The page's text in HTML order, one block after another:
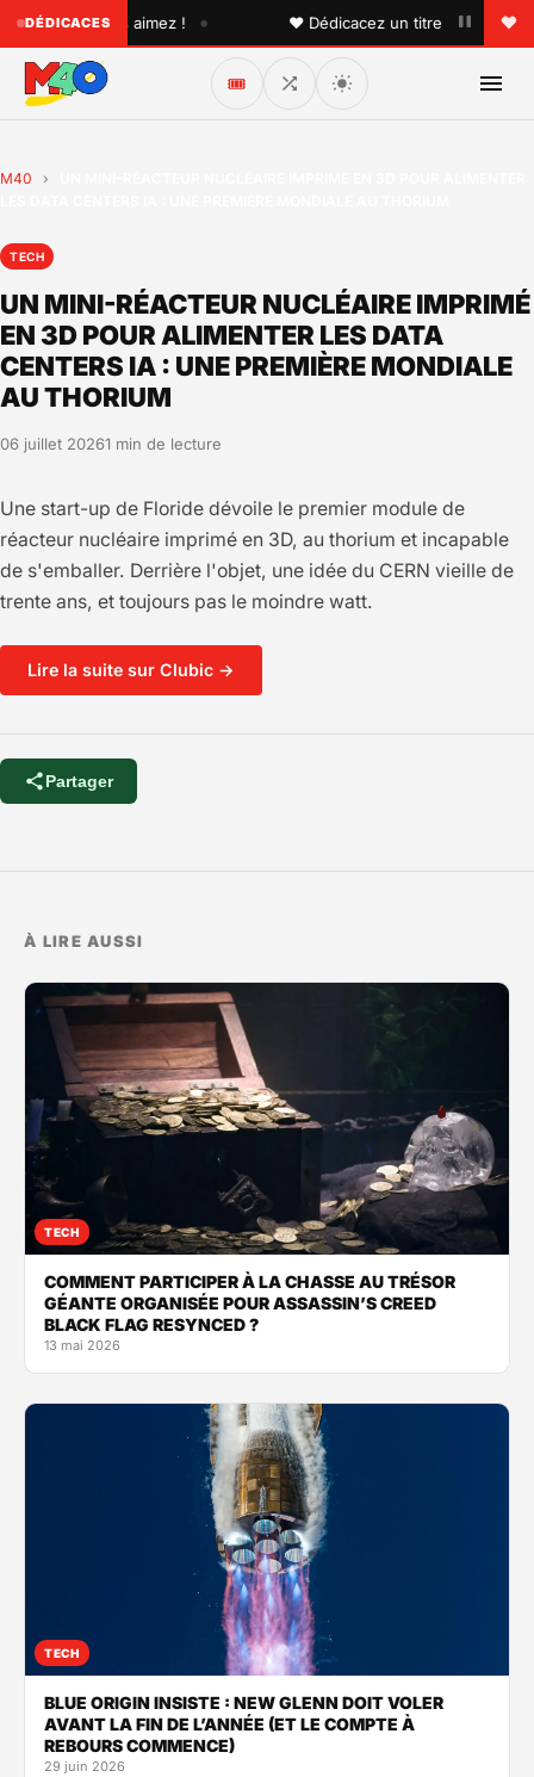
DÉDICACES
que vous aimez ! • ♥ Dédicacez un titre à vos
🎟️
M40 ›
TECH
UN MINI-RÉACTEUR NUCLÉAIRE IMPRIMÉ
EN 3D POUR ALIMENTER LES DATA
CENTERS IA : UNE PREMIÈRE MONDIALE
AU THORIUM
06 juillet 20261 min de lecture
Une start-up de Floride dévoile le premier module de
réacteur nucléaire imprimé en 3D, au thorium et incapable
de s'emballer. Derrière l'objet, une idée du CERN vieille de
trente ans, et toujours pas le moindre watt.
Lire la suite sur Clubic →
Partager
À LIRE AUSSI
TECH
COMMENT PARTICIPER À LA CHASSE AU TRÉSOR
GÉANTE ORGANISÉE POUR ASSASSIN’S CREED
BLACK FLAG RESYNCED ?
13 mai 2026
TECH
BLUE ORIGIN INSISTE : NEW GLENN DOIT VOLER
AVANT LA FIN DE L’ANNÉE (ET LE COMPTE À
REBOURS COMMENCE)
29 juin 2026